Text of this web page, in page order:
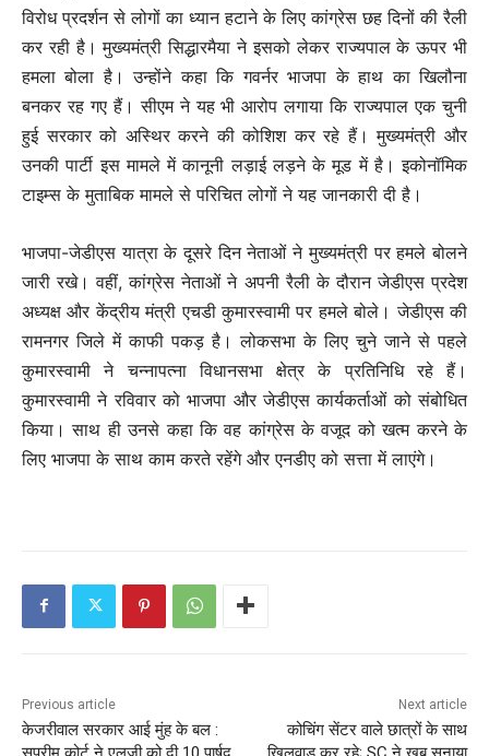
विरोध प्रदर्शन से लोगों का ध्यान हटाने के लिए कांग्रेस छह दिनों की रैली
कर रही है। मुख्यमंत्री सिद्धारमैया ने इसको लेकर राज्यपाल के ऊपर भी
हमला बोला है। उन्होंने कहा कि गवर्नर भाजपा के हाथ का खिलौना
बनकर रह गए हैं। सीएम ने यह भी आरोप लगाया कि राज्यपाल एक चुनी
हुई सरकार को अस्थिर करने की कोशिश कर रहे हैं। मुख्यमंत्री और
उनकी पार्टी इस मामले में कानूनी लड़ाई लड़ने के मूड में है। इकोनॉमिक
टाइम्स के मुताबिक मामले से परिचित लोगों ने यह जानकारी दी है।
भाजपा-जेडीएस यात्रा के दूसरे दिन नेताओं ने मुख्यमंत्री पर हमले बोलने
जारी रखे। वहीं, कांग्रेस नेताओं ने अपनी रैली के दौरान जेडीएस प्रदेश
अध्यक्ष और केंद्रीय मंत्री एचडी कुमारस्वामी पर हमले बोले। जेडीएस की
रामनगर जिले में काफी पकड़ है। लोकसभा के लिए चुने जाने से पहले
कुमारस्वामी ने चन्नापत्ना विधानसभा क्षेत्र के प्रतिनिधि रहे हैं।
कुमारस्वामी ने रविवार को भाजपा और जेडीएस कार्यकर्ताओं को संबोधित
किया। साथ ही उनसे कहा कि वह कांग्रेस के वजूद को खत्म करने के
लिए भाजपा के साथ काम करते रहेंगे और एनडीए को सत्ता में लाएंगे।
n
Previous article
केजरीवाल सरकार आई मुंह के बल :
Next article
कोचिंग सेंटर वाले छात्रों के साथ